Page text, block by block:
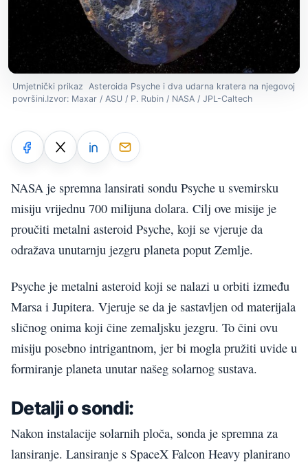
Umjetnički prikaz Asteroida Psyche i dva udarna kratera na njegovoj
površini.Izvor: Maxar / ASU / P. Rubin / NASA / JPL-Caltech
NASA je spremna lansirati sondu Psyche u svemirsku
misiju vrijednu 700 milijuna dolara. Cilj ove misije je
proučiti metalni asteroid Psyche, koji se vjeruje da
odražava unutarnju jezgru planeta poput Zemlje.
Psyche je metalni asteroid koji se nalazi u orbiti između
Marsa i Jupitera. Vjeruje se da je sastavljen od materijala
sličnog onima koji čine zemaljsku jezgru. To čini ovu
misiju posebno intrigantnom, jer bi mogla pružiti uvide u
formiranje planeta unutar našeg solarnog sustava.
Detalji o sondi:
Nakon instalacije solarnih ploča, sonda je spremna za
lansiranje. Lansiranje s SpaceX Falcon Heavy planirano